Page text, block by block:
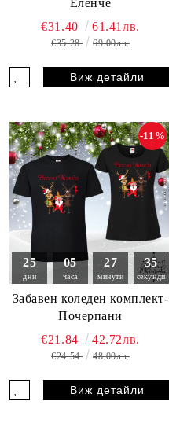
Еленче
€31.40
61.41лв.
€35.28 69.00лв.
Виж детайли
25
дни
05
часа
27
минути
33
секунди
Забавен коледен комплект-
Почерпани
-11%
€21.84 42.72лв.
€24.54 48.00лв.
Виж детайли